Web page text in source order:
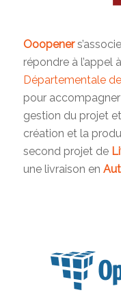
Ooopener
répondre à l’appel
Départementale
pour
gestion du projet
création et la
second projet de
une livraison en